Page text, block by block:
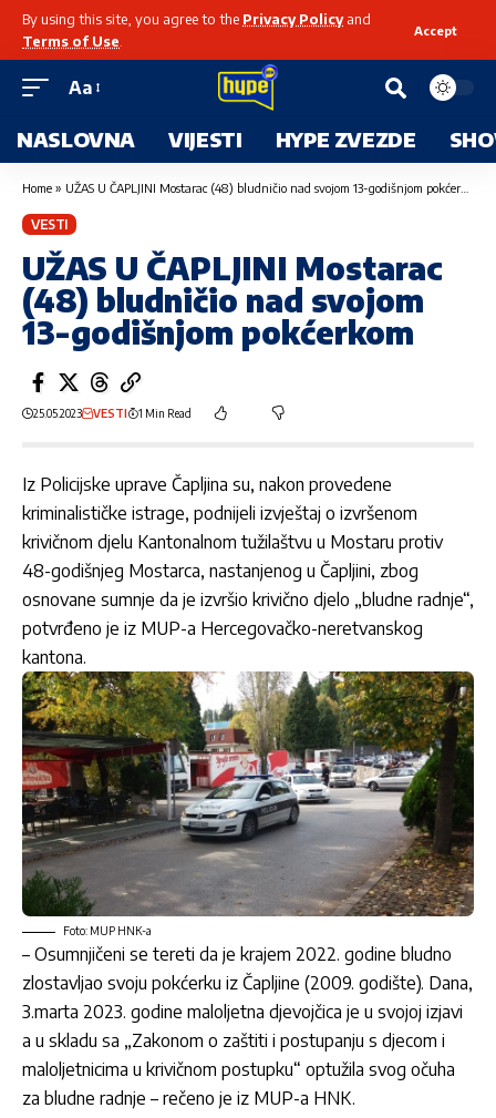
By using this site, you agree to the Privacy Policyand
Terms of Use
Accept
Aa
NASLOVNA VIJESTI HYPE ZVEZDE
Home » UŽAS U ČAPLJINI Mostarac (48) bludničio nad svojom 13-godišnjom pokćerkom
VESTI
UŽAS U ČAPLJINI Mostarac
(48) bludničio nad svojom
13-godišnjom pokćerkom
25.05.2023 VESTI 1 Min Read
Iz Policijske uprave Čapljina su, nakon provedene
kriminalističke istrage, podnijeli izvještaj o izvršenom
krivičnom djelu Kantonalnom tužilaštvu u Mostaru protiv
48-godišnjeg Mostarca, nastanjenog u Čapljini, zbog
osnovane sumnje da je izvršio krivično djelo „bludne radnje“,
potvrđeno je iz MUP-a Hercegovačko-neretvanskog
kantona.
Foto: MUP HNK-a
– Osumnjičeni se tereti da je krajem 2022. godine bludno
zlostavljao svoju pokćerku iz Čapljine (2009. godište). Dana,
3.marta 2023. godine maloljetna djevojčica je u svojoj izjavi
a u skladu sa „Zakonom o zaštiti i postupanju s djecom i
maloljetnicima u krivičnom postupku“ optužila svog očuha
za bludne radnje – rečeno je iz MUP-a HNK.